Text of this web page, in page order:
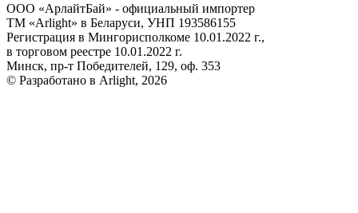
ООО «АрлайтБай» - официальный импортер
ТМ «Arlight» в Беларуси, УНП 193586155
Регистрация в Мингорисполкоме 10.01.2022 г.,
в торговом реестре 10.01.2022 г.
Минск, пр-т Победителей, 129, оф. 353
© Разработано в Arlight, 2026